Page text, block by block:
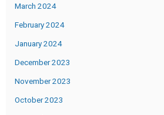
March 2024
February 2024
January 2024
December 2023
November 2023
October 2023